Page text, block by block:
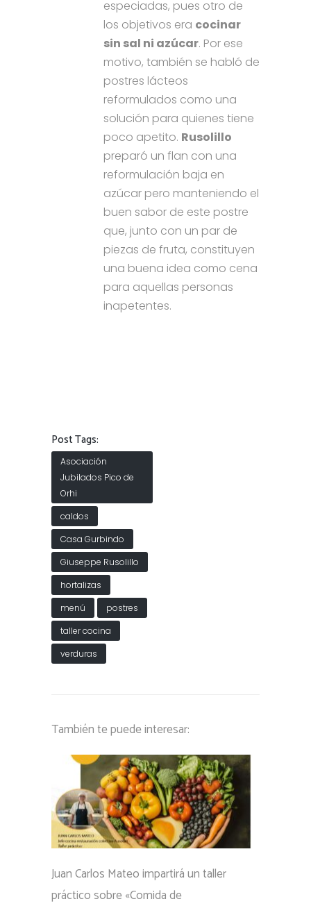
especiadas, pues otro de
los objetivos era cocinar
sin sal ni azúcar. Por ese
motivo, también se habló de
postres lácteos
reformulados como una
solución para quienes tiene
poco apetito. Rusolillo
preparó un flan con una
reformulación baja en
azúcar pero manteniendo el
buen sabor de este postre
que, junto con un par de
piezas de fruta, constituyen
una buena idea como cena
para aquellas personas
inapetentes.
Post Tags:
Asociación
Jubilados Pico de
Orhi
caldos
Casa Gurbindo
Giuseppe Rusolillo
hortalizas
menú
postres
taller cocina
verduras
También te puede interesar:
Juan Carlos Mateo impartirá un taller
práctico sobre «Comida de